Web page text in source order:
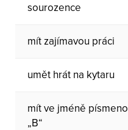
sourozence
mít zajímavou práci
umět hrát na kytaru
mít ve jméně písmeno
„B“